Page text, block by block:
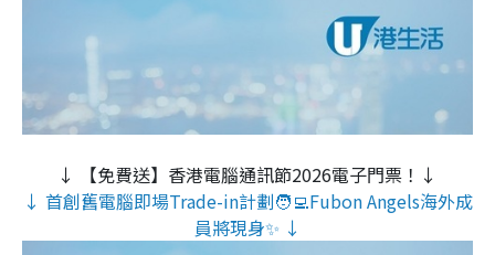
↓ 【免費送】香港電腦通訊節2026電子門票！↓
↓ 首創舊電腦即場Trade-in計劃🧑‍💻Fubon Angels海外成
員將現身✨ ↓